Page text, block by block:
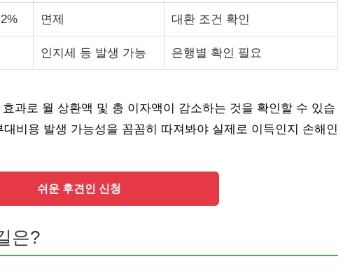
면제 대환 조건 확인
인지세 등 발생 가능 은행별 확인 필요
과로 월 상환액 및 총 이자액이 감소하는 것을 확인할 수 있습
비용 발생 가능성을 꼼꼼히 따져봐야 실제로 이득인지 손해인
쉬운 후견인 신청
은?